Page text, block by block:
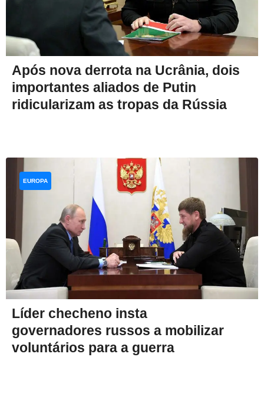
Após nova derrota na Ucrânia, dois
importantes aliados de Putin
ridicularizam as tropas da Rússia
Líder checheno insta
governadores russos a mobilizar
voluntários para a guerra
EUROPA